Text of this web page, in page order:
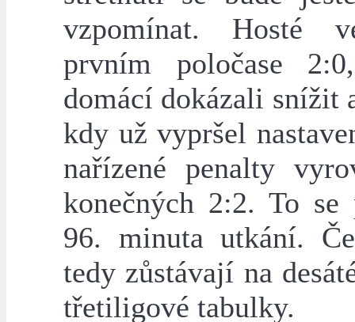
vzpomínat. Hosté
prvním poločase
domácí dokázali snížit
kdy už vypršel
nařízené penalty
konečných 2:2. To se
96. minuta utkání.
tedy zůstávají na
třetiligové tabulky.